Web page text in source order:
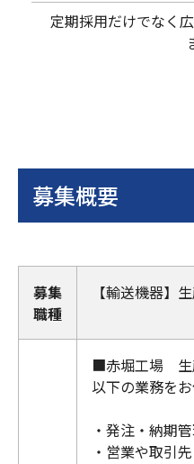
定期採用だけでなく
募集概要
募集
職種
【輸送機器】
■赤堀工場 生
以下の業務をお
・発注・納期
・営業や取引